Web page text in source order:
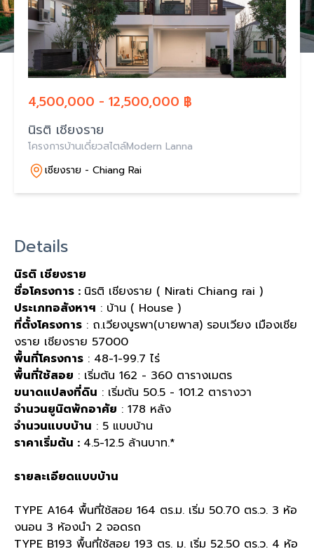
4,500,000 - 12,500,000 ฿
นิรติ เชียงราย
โครงการบ้านเดี่ยวสไตล์Modern Lanna
เชียงราย - Chiang Rai
Details
นิรติ เชียงราย
ชื่อโครงการ : นิรติ เชียงราย ( Nirati Chiang rai )
ประเภทอสังหาฯ : บ้าน ( House )
ที่ตั้งโครงการ : ถ.เวียงบูรพา(บายพาส) รอบเวียง เมืองเชีย
งราย เชียงราย 57000
พื้นที่โครงการ : 48-1-99.7 ไร่
พื้นที่ใช้สอย : เริ่มต้น 162 - 360 ตารางเมตร
ขนาดแปลงที่ดิน : เริ่มต้น 50.5 - 101.2 ตารางวา
จำนวนยูนิตพักอาศัย : 178 หลัง
จำนวนแบบบ้าน : 5 แบบบ้าน
ราคาเริ่มต้น : 4.5-12.5 ล้านบาท.*
รายละเอียดแบบบ้าน
TYPE A164 พื้นที่ใช้สอย 164 ตร.ม. เริ่ม 50.70 ตร.ว. 3 ห้อ
งนอน 3 ห้องนำ 2 จอดรถ
TYPE B193 พื้นที่ใช้สอย 193 ตร. ม. เริ่ม 52.50 ตร.ว. 4 ห้อ